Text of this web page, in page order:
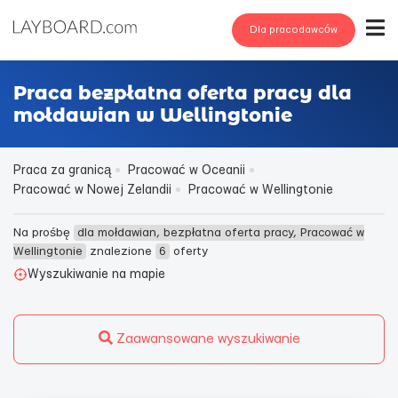
Dla pracodawców
Praca bezpłatna oferta pracy dla
mołdawian w Wellingtonie
Praca za granicą
Pracować w Oceanii
Pracować w Nowej Zelandii
Pracować w Wellingtonie
Na prośbę dla mołdawian, bezpłatna oferta pracy, Pracować w
Wellingtonie
znalezione 6
oferty
Wyszukiwanie na mapie
Zaawansowane wyszukiwanie